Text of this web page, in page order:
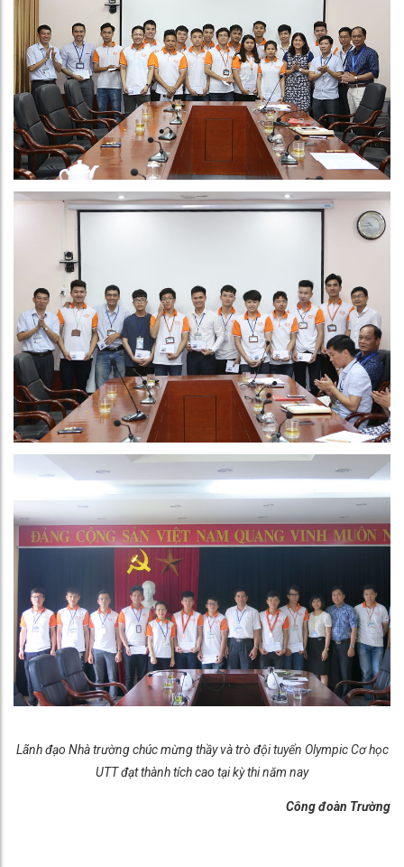
Lãnh đạo Nhà trường chúc mừng thầy và trò đội tuyển Olympic Cơ học
UTT đạt thành tích cao tại kỳ thi năm nay
Công đoàn Trường